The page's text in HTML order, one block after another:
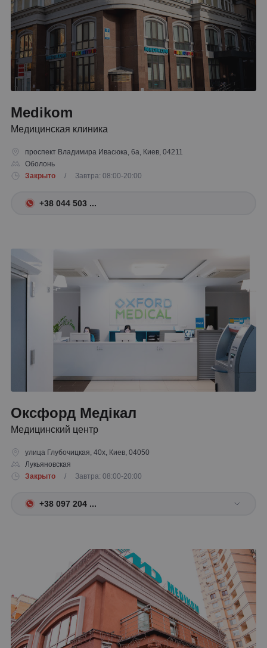
Medikom
Медицинская клиника
проспект Владимира Ивасюка, 6а, Киев, 04211
Оболонь
Закрыто
/ Завтра: 08:00-20:00
+38 044 503 ...
Оксфорд Медікал
Медицинский центр
улица Глубочицкая, 40х, Киев, 04050
Лукьяновская
Закрыто
/ Завтра: 08:00-20:00
+38 097 204 ...